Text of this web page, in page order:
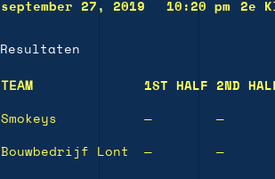
september 27, 2019 10:20 pm 2e
Resultaten
TEAM 1ST HALF 2ND
Smokeys — —
Bouwbedrijf Lont — —